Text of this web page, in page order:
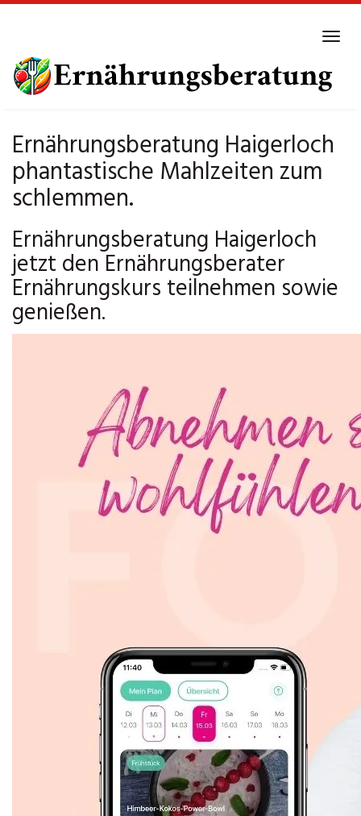
main
content
Ernährungsberatung Haigerloch
phantastische Mahlzeiten zum
schlemmen.
Ernährungsberatung Haigerloch
jetzt den Ernährungsberater
Ernährungskurs teilnehmen sowie
genießen.